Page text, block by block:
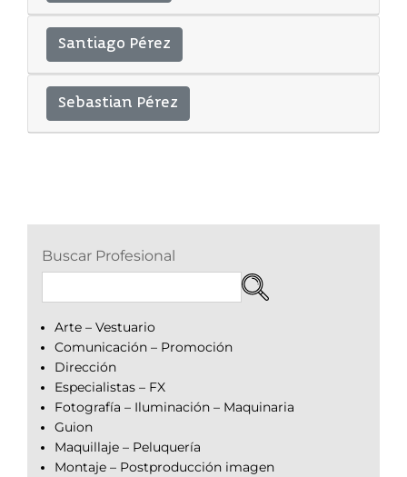
Santiago Pérez
Sebastian Pérez
Buscar Profesional
Arte – Vestuario
Comunicación – Promoción
Dirección
Especialistas – FX
Fotografía – Iluminación – Maquinaria
Guion
Maquillaje – Peluquería
Montaje – Postproducción imagen